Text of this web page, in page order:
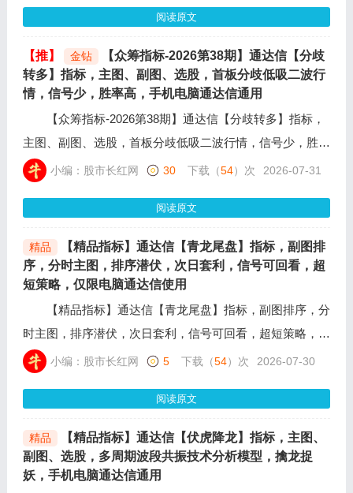
创业和科创主板排序也是一样）也可根据实际情况自己优
选，结合当下热点板块进行综合研判。
阅读原文
【推】 金钻
【众筹指标-2026第38期】通达信【分歧
转多】指标，主图、副图、选股，首板分歧低吸二波行
情，信号少，胜率高，手机电脑通达信通用
【众筹指标-2026第38期】通达信【分歧转多】指标，
主图、副图、选股，首板分歧低吸二波行情，信号少，胜率
高，手机电脑通达信通用，解决散户踩坑追高炸板的痛点，
入，不打板、不追高，吃首板涨停后的二波拉升行情。
小编：股市长红网 30 下载（54）次 2026-07-31
阅读原文
精品
【精品指标】通达信【青龙尾盘】指标，副图排
序，分时主图，排序潜伏，次日套利，信号可回看，超
短策略，仅限电脑通达信使用
【精品指标】通达信【青龙尾盘】指标，副图排序，分
时主图，排序潜伏，次日套利，信号可回看，超短策略，仅
限电脑通达信使用，其核心逻辑是寻找“缩量洗盘结束 + 均
小编：股市长红网 5 下载（54）次 2026-07-30
阅读原文
精品
【精品指标】通达信【伏虎降龙】指标，主图、
副图、选股，多周期波段共振技术分析模型，擒龙捉
妖，手机电脑通达信通用